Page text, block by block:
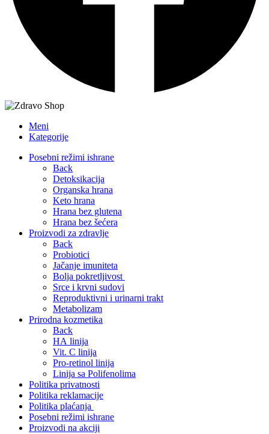
Meni
Kategorije
Posebni režimi ishrane
Back
Detoksikacija
Organska hrana
Keto hrana
Hrana bez glutena
Hrana bez šećera
Proizvodi za zdravlje
Back
Probiotici
Jačanje imuniteta
Bolja pokretljivost
Srce i krvni sudovi
Reproduktivni i urinarni trakt
Metabolizam
Prirodna kozmetika
Back
HA linija
Vit. C linija
Pro-retinol linija
Linija sa Polifenolima
Politika privatnosti
Politika reklamacije
Politika plaćanja
Posebni režimi ishrane
Proizvodi na akciji